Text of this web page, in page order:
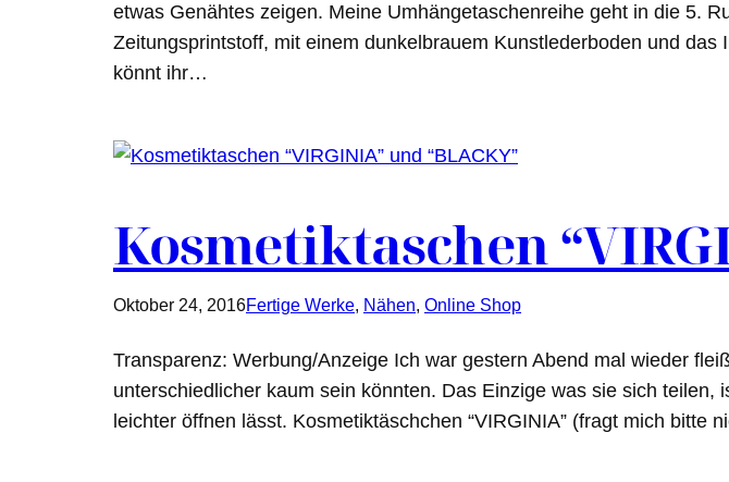
etwas Genähtes zeigen. Meine Umhängetaschenreihe geht in die 5.
Zeitungsprintstoff, mit einem dunkelbrauem Kunstlederboden und
könnt ihr…
Kosmetiktaschen
Oktober 24, 2016Fertige Werke, Nähen, Online Shop
Transparenz: Werbung/Anzeige Ich war gestern Abend mal wieder
unterschiedlicher kaum sein könnten. Das Einzige was sie sich
leichter öffnen lässt. Kosmetiktäschchen “VIRGINIA” (fragt mich